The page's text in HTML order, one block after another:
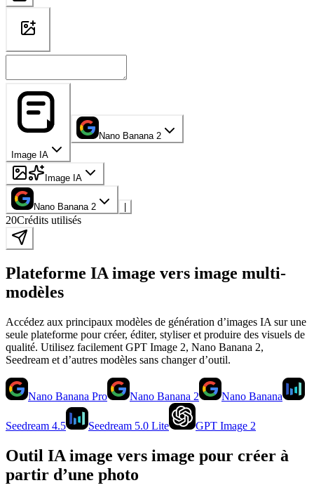
Image IA
Nano Banana 2
Image IA
Nano Banana 2
20Crédits utilisés
Plateforme IA image vers image multi-
modèles
Accédez aux principaux modèles de génération d’images IA sur une
seule plateforme pour créer, éditer, styliser et produire des visuels de
qualité. Utilisez facilement GPT Image 2, Nano Banana 2,
Seedream et d’autres modèles sans changer d’outil.
Nano Banana Pro Nano Banana 2 Nano Banana
Seedream 4.5 Seedream 5.0 Lite GPT Image 2
Outil IA image vers image pour créer à
partir d’une photo